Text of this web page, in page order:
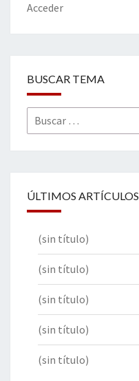
Acceder
BUSCAR TEMA
Buscar
por:
ÚLTIMOS ARTÍCULOS
(sin título)
(sin título)
(sin título)
(sin título)
(sin título)